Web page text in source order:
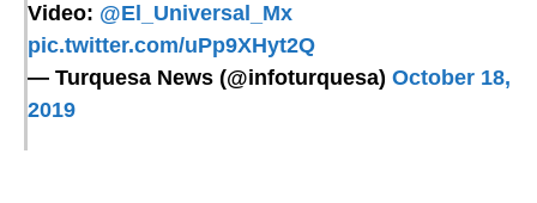
Video: @El_Universal_Mx
pic.twitter.com/uPp9XHyt2Q
— Turquesa News (@infoturquesa) October 18,
2019